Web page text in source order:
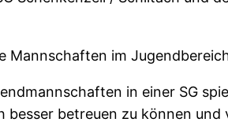
Mannschaften im
in einer SG
betreuen zu können